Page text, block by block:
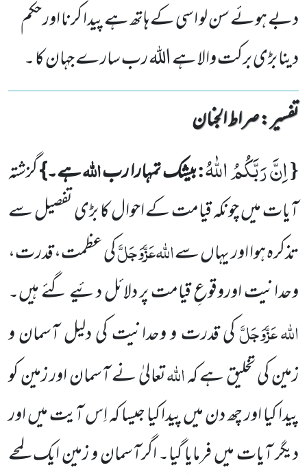
دبے ہوئے سن لو اسی کے ہاتھ ہے پیدا کرنا اور حکم
دینا بڑی برکت والا ہے اللہ رب سارے جہان کا ۔
تفسیر : ‎صراط الجنان
{اِنَّ رَبَّكُمُ اللّٰهُ:بیشک تمہارا رباللہہے۔}گزشتہ
آیات میں چونکہ قیامت کے احوال کا بڑی تفصیل سے
تذکرہ ہوا اور یہاں سےاللہعَزَّوَجَلَّکی عظمت، قدرت،
وحدانیت اوروقوعِ قیامت پر دلائل دئیے گئے ہیں۔
اللہعَزَّوَجَلَّکی قدرت و وحدانیت کی دلیل آسمان و
زمین کی تخلیق ہے کہاللہتعالیٰ نے آسمان اور زمین کو
پیدا کیا اور چھ دن میں پیدا کیا جیسا کہ اِس آیت میں اور
دیگر آیات میں فرمایا گیا۔ اگرآسمان و زمین ایک لمحے